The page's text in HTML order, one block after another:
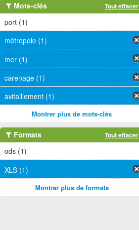
Mots-clés Tout effacer
port (1)
métropole (1)
mer (1)
carenage (1)
avitaillement (1)
Montrer plus de mots-clés
Formats Tout effacer
ods (1)
XLS (1)
Montrer plus de formats